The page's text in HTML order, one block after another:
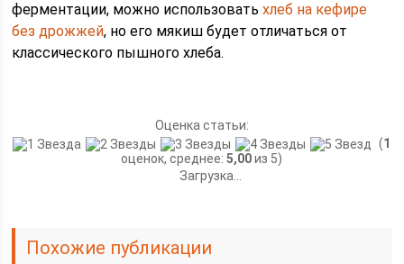
ферментации, можно использоватьхлеб на кефире
без дрожжей, но его мякиш будет отличаться от
классического пышного хлеба.
Оценка статьи:
(1
оценок, среднее:5,00из 5)
Загрузка...
Похожие публикации